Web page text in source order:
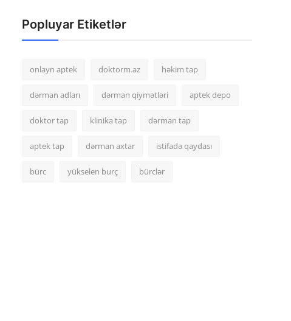
Popluyar Etiketlər
onlayn aptek doktorm.az həkim tap
dərman adları dərman qiymətləri aptek depo
doktor tap klinika tap dərman tap
aptek tap dərman axtar istifadə qaydası
bürc yükselen burç bürclər